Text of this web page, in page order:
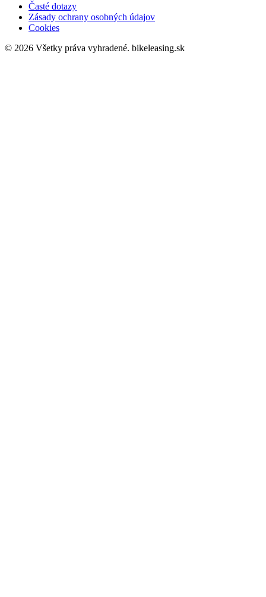
Časté dotazy
Zásady ochrany osobných údajov
Cookies
© 2026 Všetky práva vyhradené. bikeleasing.sk